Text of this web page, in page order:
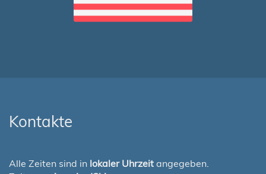
Kontakte
Alle Zeiten sind in lokaler Uhrzeit angegeben.